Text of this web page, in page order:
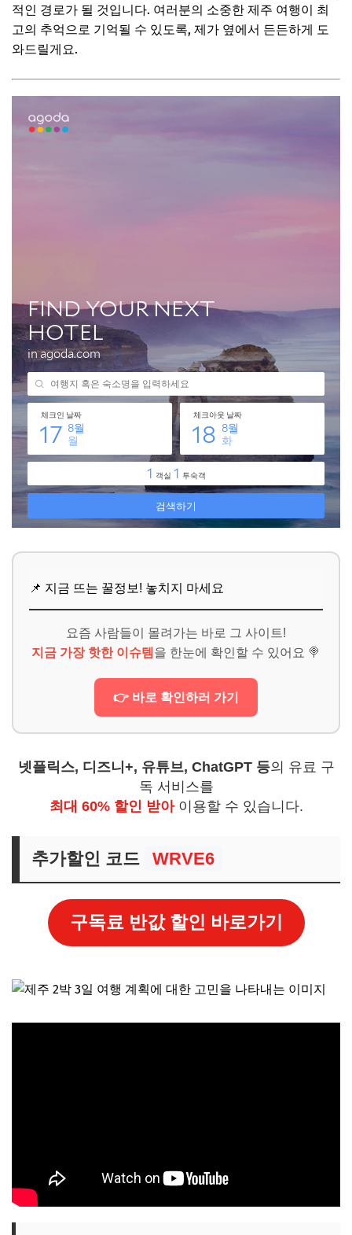
오후: 마지막 제주 풍경 & 쇼핑
저녁: 제주공항 출발
📌 지금 뜨는 꿀정보! 놓치지 마세요
예산 걱정 끝! 제주 여행 경비 절약 꿀팁
Q. 렌터카 꼭 필요한가요?
Q. 혼자 여행 가도 괜찮을까요?
Q. 맛집 추천 좀 해주세요!
📌 지금 뜨는 꿀정보! 놓치지 마세요
추가할인 코드 WRVE6
마무리 및 팁: 후회 없는 제주 여행을 위해
📌 지금 뜨는 꿀정보! 놓치지 마세요
적인 경로가 될 것입니다. 여러분의 소중한 제주 여행이 최
고의 추억으로 기억될 수 있도록, 제가 옆에서 든든하게 도
와드릴게요.
📌 지금 뜨는 꿀정보! 놓치지 마세요
요즘 사람들이 몰려가는 바로 그 사이트!
지금 가장 핫한 이슈템 을 한눈에 확인할 수 있어요 🍭
👉 바로 확인하러 가기
넷플릭스, 디즈니+, 유튜브, ChatGPT 등의 유료 구
독 서비스를
최대 60% 할인 받아이용할 수 있습니다.
추가할인 코드 WRVE6
구독료 반값 할인 바로가기